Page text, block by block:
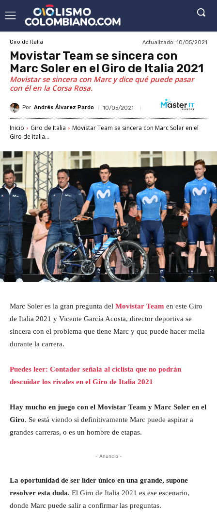
Giro de Italia Actualizado: 10/05/2021
Movistar Team se sincera con
Marc Soler en el Giro de Italia 2021
Movistar se sincera con Marc y dice qué puede pasar
con él en la Corsa Rosa.
Por Andrés Álvarez Pardo 10/05/2021
Inicio Giro de Italia
Movistar Team se sincera con Marc Soler en el
Giro de Italia...
Marc Soler es la gran pregunta del Movistar Team en este Giro
de Italia 2021 y Vicente García Acosta, director deportiva se
sincera con el problema que tiene Marc y que puede hacer mella
durante la carrera.
Puedes leer: Contador señala al ciclista que no podrán
descuidar los rivales en el Giro de Italia 2021
Hay mucho en juego con el Movistar Team y Marc Soler en el
Giro. Se está viendo si definitivamente Marc puede aspirar a
grandes carreras, o es un hombre de etapas.
- Anuncio -
La oportunidad de ser líder único en una grande, supone
resolver esta duda. El Giro de Italia 2021 es ese escenario,
donde Marc puede salir a confirmar las preguntas.